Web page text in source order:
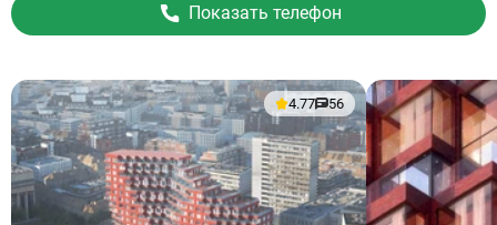
Показать телефон
4.77 56